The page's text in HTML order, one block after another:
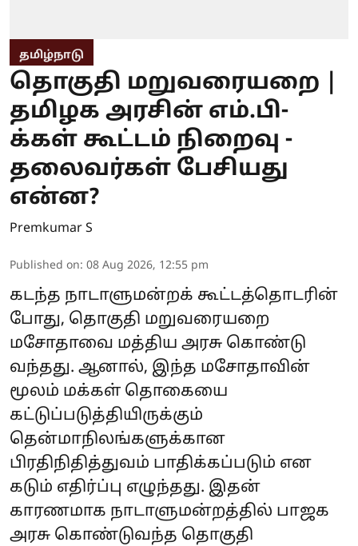
தமிழ்நாடு
தொகுதி மறுவரையறை |
தமிழக அரசின் எம்.பி-
க்கள் கூட்டம் நிறைவு -
தலைவர்கள் பேசியது
என்ன?
Premkumar S
Published on: 08 Aug 2026, 12:55 pm
கடந்த நாடாளுமன்றக் கூட்டத்தொடரின்
போது, தொகுதி மறுவரையறை
மசோதாவை மத்திய அரசு கொண்டு
வந்தது. ஆனால், இந்த மசோதாவின்
மூலம் மக்கள் தொகையை
கட்டுப்படுத்தியிருக்கும்
தென்மாநிலங்களுக்கான
பிரதிநிதித்துவம் பாதிக்கப்படும் என
கடும் எதிர்ப்பு எழுந்தது. இதன்
காரணமாக நாடாளுமன்றத்தில் பாஜக
அரசு கொண்டுவந்த தொகுதி